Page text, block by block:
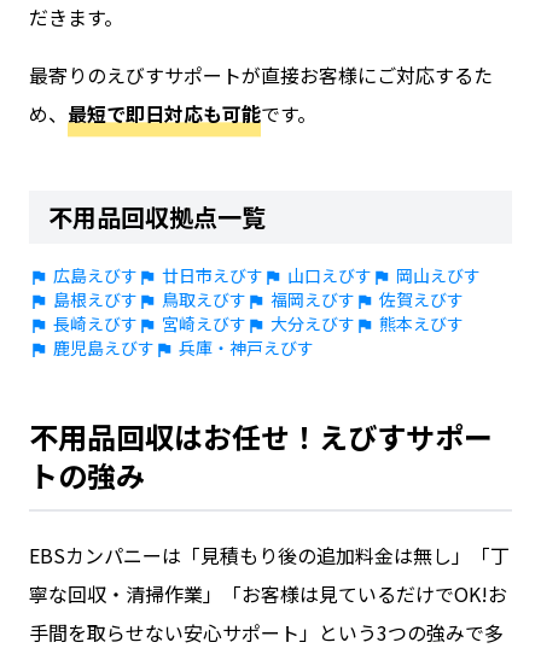
だきます。
最寄りのえびすサポートが直接お客様にご対応するた
め、 最短で即日対応も可能です。
不用品回収拠点一覧
広島えびす 廿日市えびす 山口えびす
岡山えびす
島根えびす
鳥取えびす 福岡えびす
佐賀えびす
長崎えびす
宮崎えびす 大分えびす
熊本えびす
鹿児島えびす
兵庫・神戸えびす
不用品回収はお任せ！えびすサポー
トの強み
EBSカンパニーは「見積もり後の追加料金は無し」「丁
寧な回収・清掃作業」「お客様は見ているだけでOK!お
手間を取らせない安心サポート」という3つの強みで多